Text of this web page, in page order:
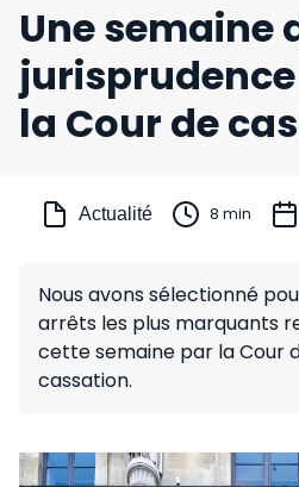
Une semaine
la Cour de
Actualité 8 min
Nous avons sélectionné
arrêts les plus marquants
cette semaine par la Cour
cassation.